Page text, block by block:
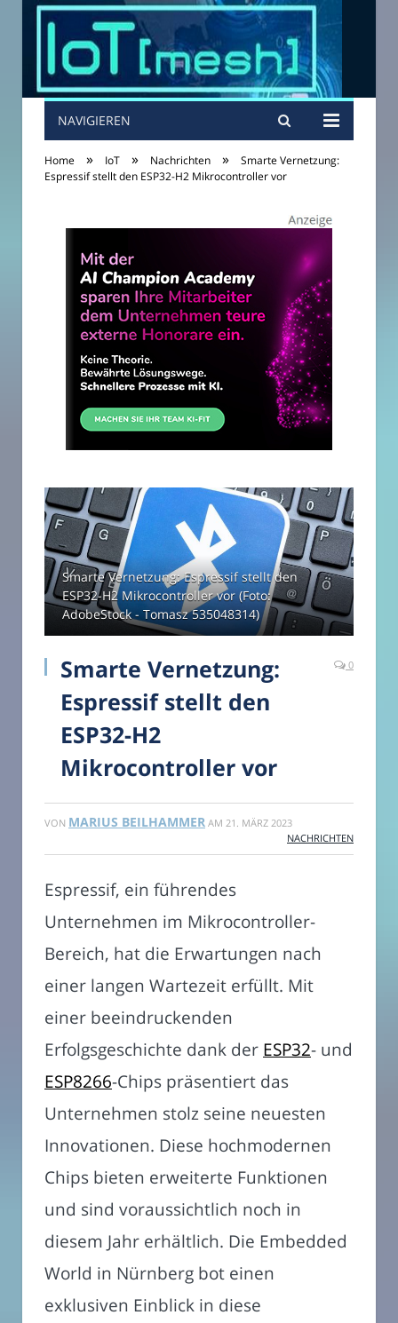
NAVIGIEREN
Home » IoT » Nachrichten »
Smarte Vernetzung:
Espressif stellt den ESP32-H2 Mikrocontroller vor
Smarte Vernetzung: Espressif stellt den
ESP32-H2 Mikrocontroller vor (Foto:
AdobeStock - Tomasz 535048314)
Smarte Vernetzung:
Espressif stellt den
ESP32-H2
Mikrocontroller vor
0
VON MARIUS BEILHAMMER AM 21. MÄRZ 2023
NACHRICHTEN
Espressif, ein führendes
Unternehmen im Mikrocontroller-
Bereich, hat die Erwartungen nach
einer langen Wartezeit erfüllt. Mit
einer beeindruckenden
Erfolgsgeschichte dank der ESP32- und
ESP8266-Chips präsentiert das
Unternehmen stolz seine neuesten
Innovationen. Diese hochmodernen
Chips bieten erweiterte Funktionen
und sind voraussichtlich noch in
diesem Jahr erhältlich. Die Embedded
World in Nürnberg bot einen
exklusiven Einblick in diese